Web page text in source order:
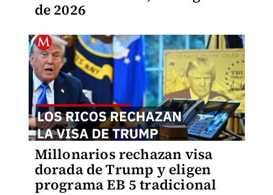
de 2026
Millonarios rechazan visa
dorada de Trump y eligen
programa EB 5 tradicional